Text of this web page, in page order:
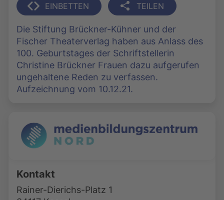
EINBETTEN TEILEN
Die Stiftung Brückner-Kühner und der
Fischer Theaterverlag haben aus Anlass des
100. Geburtstages der Schriftstellerin
Christine Brückner Frauen dazu aufgerufen
ungehaltene Reden zu verfassen.
Aufzeichnung vom 10.12.21.
Kontakt
Rainer-Dierichs-Platz 1